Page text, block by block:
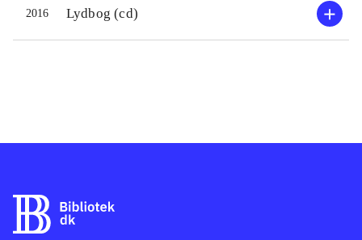
2016 Lydbog (cd)